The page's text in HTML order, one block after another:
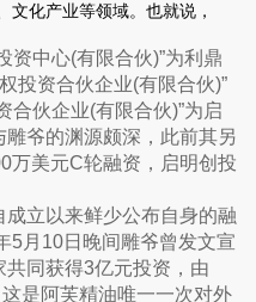
化产业等领域。也就说，
资中心(有限合伙)”为利鼎
投资合伙企业(有限合伙)”
合伙企业(有限合伙)”为启
爷的渊源颇深，此前其另
万美元C轮融资，启明创投
立以来鲜少公布自身的融
5月10日晚间雕爷曾发文宣
同获得3亿元投资，由
是阿芙精油唯一一次对外